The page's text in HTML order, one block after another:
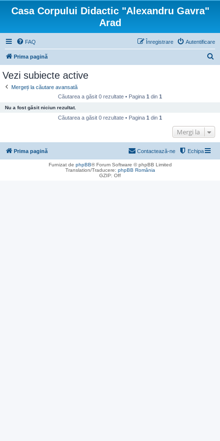
Casa Corpului Didactic "Alexandru Gavra"
Arad
FAQ Autentificare
Înregistrare
Prima pagină
e
Vezi subiecte active
Mergeți la căutare avansată
Căutarea a găsit 0 rezultate • Pagina 1 din 1
Nu a fost găsit niciun rezultat.
Căutarea a găsit 0 rezultate • Pagina 1 din 1
Mergi la
Prima pagină Echipa
Contactează-ne
Furnizat de phpBB® Forum Software © phpBB Limited
Translation/Traducere: phpBB România
GZIP: Off